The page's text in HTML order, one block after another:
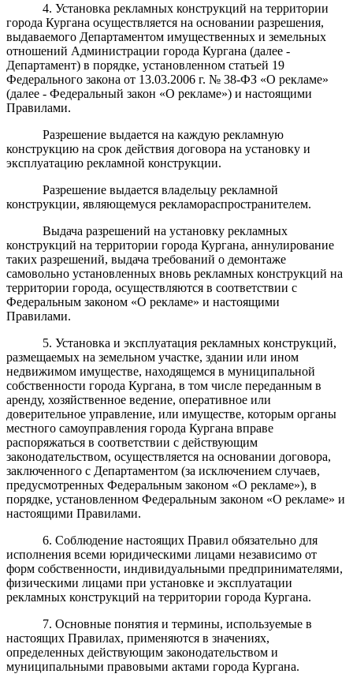
4. Установка рекламных конструкций на территории
города Кургана осуществляется на основании разрешения,
выдаваемого Департаментом имущественных и земельных
отношений Администрации города Кургана (далее -
Департамент) в порядке, установленном статьей 19
Федерального закона от 13.03.2006 г. № 38-ФЗ «О рекламе»
(далее - Федеральный закон «О рекламе») и настоящими
Правилами.
Разрешение выдается на каждую рекламную
конструкцию на срок действия договора на установку и
эксплуатацию рекламной конструкции.
Разрешение выдается владельцу рекламной
конструкции, являющемуся рекламораспространителем.
Выдача разрешений на установку рекламных
конструкций на территории города Кургана, аннулирование
таких разрешений, выдача требований о демонтаже
самовольно установленных вновь рекламных конструкций на
территории города, осуществляются в соответствии с
Федеральным законом «О рекламе» и настоящими
Правилами.
5. Установка и эксплуатация рекламных конструкций,
размещаемых на земельном участке, здании или ином
недвижимом имуществе, находящемся в муниципальной
собственности города Кургана, в том числе переданным в
аренду, хозяйственное ведение, оперативное или
доверительное управление, или имуществе, которым органы
местного самоуправления города Кургана вправе
распоряжаться в соответствии с действующим
законодательством, осуществляется на основании договора,
заключенного с Департаментом (за исключением случаев,
предусмотренных Федеральным законом «О рекламе»), в
порядке, установленном Федеральным законом «О рекламе» и
настоящими Правилами.
6. Соблюдение настоящих Правил обязательно для
исполнения всеми юридическими лицами независимо от
форм собственности, индивидуальными предпринимателями,
физическими лицами при установке и эксплуатации
рекламных конструкций на территории города Кургана.
7. Основные понятия и термины, используемые в
настоящих Правилах, применяются в значениях,
определенных действующим законодательством и
муниципальными правовыми актами города Кургана.